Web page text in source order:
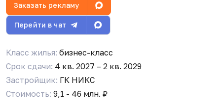
Заказать рекламу
Перейти в чат
Класс жилья: бизнес-класс
Срок сдачи: 4 кв. 2027 – 2 кв. 2029
Застройщик: ГК НИКС
Стоимость: 9,1 - 46 млн. ₽